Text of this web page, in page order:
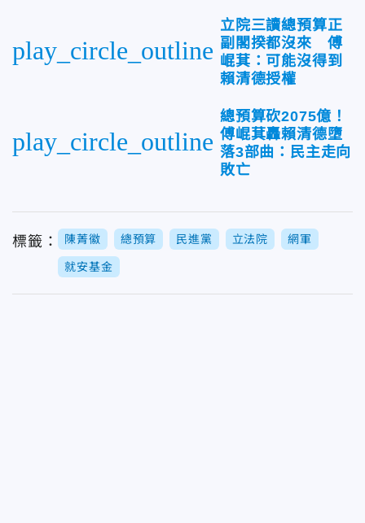
play_circle_outline
立院三讀總預算正
副閣揆都沒來 傅
崐萁：可能沒得到
賴清德授權
play_circle_outline
總預算砍2075億！
傅崐萁轟賴清德墮
落3部曲：民主走向
敗亡
標籤： 陳菁徽 總預算 民進黨 立法院 網軍
就安基金